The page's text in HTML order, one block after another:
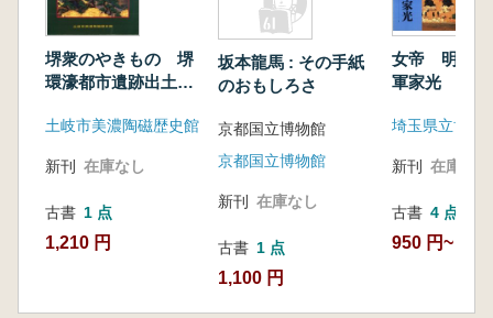
堺衆のやきもの 堺
環濠都市遺跡出土の
土岐市美濃陶磁歴史館
新刊 在庫なし
古書 1 点
1,210 円
坂本龍馬 : その手紙
のおもしろさ
京都国立博物館
京都国立博物館
新刊 在庫なし
古書 1 点
1,100 円
女帝 明正天
軍家光 松平
埼玉県立博物
新刊 在庫なし
古書 4 点
950 円~